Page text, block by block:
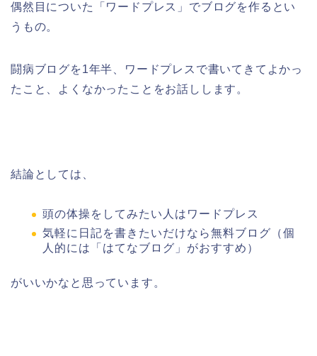
偶然目についた「ワードプレス」でブログを作るとい
うもの。
闘病ブログを1年半、ワードプレスで書いてきてよかっ
たこと、よくなかったことをお話しします。
結論としては、
頭の体操をしてみたい人はワードプレス
気軽に日記を書きたいだけなら無料ブログ（個
人的には「はてなブログ」がおすすめ）
がいいかなと思っています。